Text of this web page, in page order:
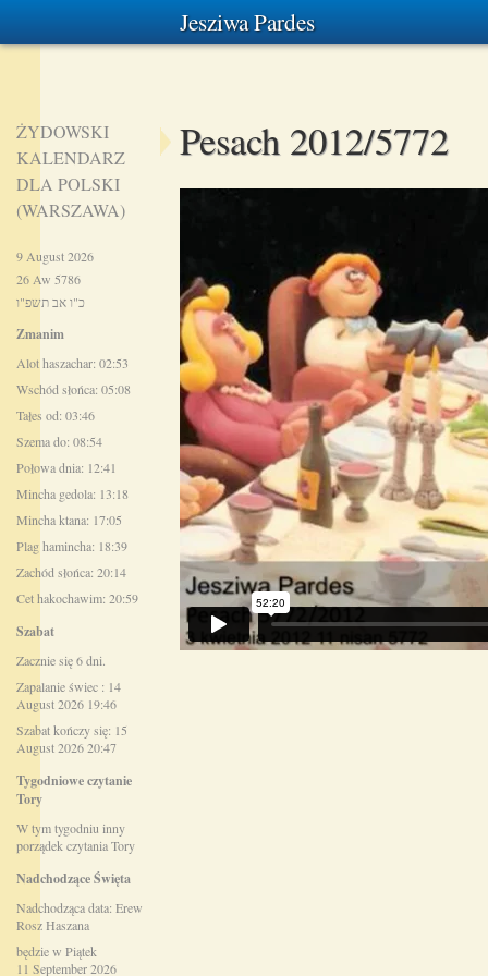
Jesziwa Pardes
ŻYDOWSKI
KALENDARZ
DLA POLSKI
(WARSZAWA)
9 August 2026
26 Aw 5786
כ"ו אב תשפ"ו
Zmanim
Alot haszachar: 02:53
Wschód słońca: 05:08
Tałes od: 03:46
Szema do: 08:54
Połowa dnia: 12:41
Mincha gedola: 13:18
Mincha ktana: 17:05
Plag hamincha: 18:39
Zachód słońca: 20:14
Cet hakochawim: 20:59
Szabat
Zacznie się 6 dni.
Zapalanie świec : 14
August 2026 19:46
Szabat kończy się: 15
August 2026 20:47
Tygodniowe czytanie
Tory
W tym tygodniu inny
porządek czytania Tory
Nadchodzące Święta
Nadchodząca data: Erew
Rosz Haszana
będzie w Piątek
11 September 2026
Pesach 2012/5772